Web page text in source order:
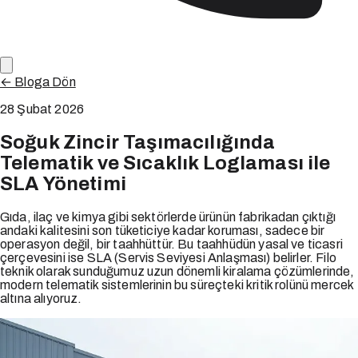
← Bloga Dön
28 Şubat 2026
Soğuk Zincir Taşımacılığında
Telematik ve Sıcaklık Loglaması ile
SLA Yönetimi
Gıda, ilaç ve kimya gibi sektörlerde ürünün fabrikadan çıktığı
andaki kalitesini son tüketiciye kadar koruması, sadece bir
operasyon değil, bir taahhüttür. Bu taahhüdün yasal ve ticasri
çerçevesini ise SLA (Servis Seviyesi Anlaşması) belirler. Filo
teknik olarak sunduğumuz uzun dönemli kiralama çözümlerinde,
modern telematik sistemlerinin bu süreçteki kritik rolünü mercek
altına alıyoruz.